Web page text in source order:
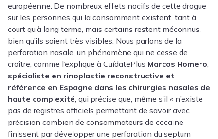
européenne. De nombreux effets nocifs de cette drogue
sur les personnes qui la consomment existent, tant à
court qu’à long terme, mais certains restent méconnus,
bien qu’ils soient très visibles. Nous parlons de la
perforation nasale, un phénomène qui ne cesse de
croître, comme l’explique à CuídatePlus Marcos Romero
spécialiste en rinoplastie reconstructive et
référence en Espagne dans les chirurgies nasales de
haute complexité , qui précise que, même s’il « n’existe
pas de registres officiels permettant de savoir avec
précision combien de consommateurs de cocaïne
finissent par développer une perforation du septum